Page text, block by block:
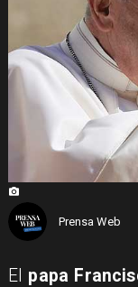
Prensa Web
El papa